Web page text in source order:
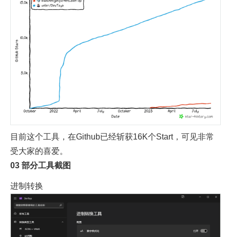
目前这个工具，在Github已经斩获16K个Start，可见非常
受大家的喜爱。
03 部分工具截图
进制转换